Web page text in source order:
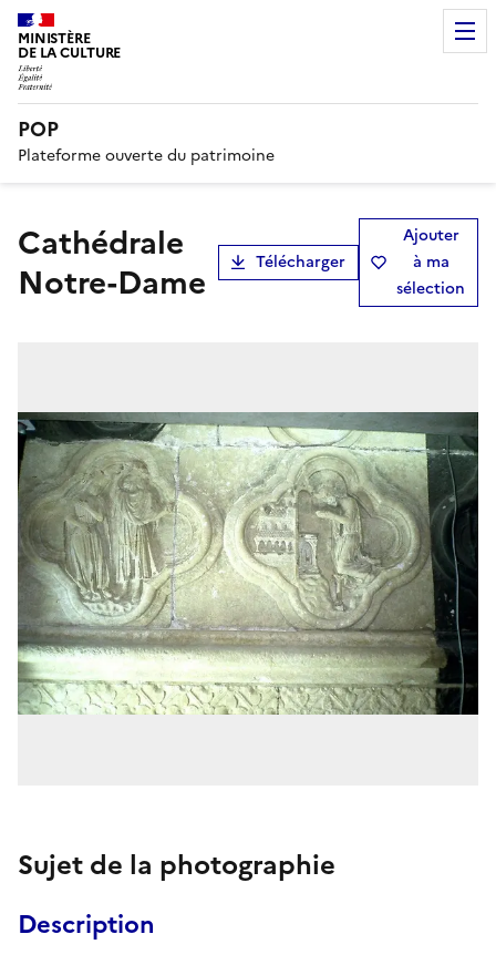
MINISTÈRE
DE LA CULTURE
POP
Plateforme ouverte du patrimoine
cathédrale
Notre-Dame
Télécharger
Ajouter
à ma
sélection
Sujet de la photographie
Description